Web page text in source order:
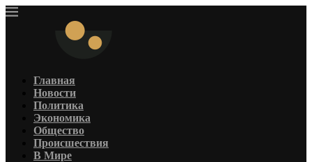
Главная
Новости
Политика
Экономика
Общество
Происшествия
В Мире